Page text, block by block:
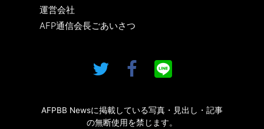
運営会社
AFP通信会長ごあいさつ
AFPBB Newsに掲載している写真・見出し・記事
の無断使用を禁じます。